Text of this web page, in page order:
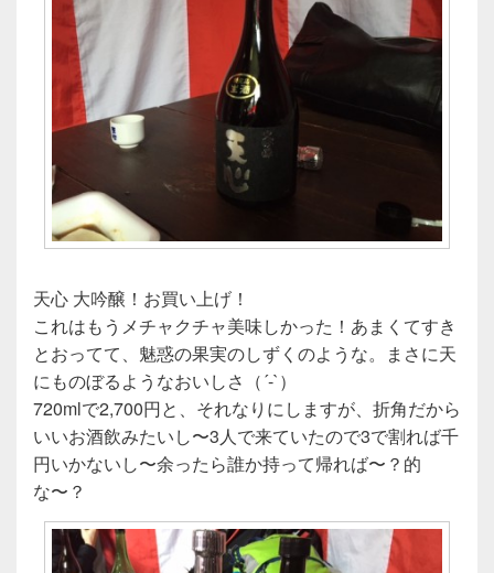
天心 大吟醸！お買い上げ！
これはもうメチャクチャ美味しかった！あまくてすき
とおってて、魅惑の果実のしずくのような。まさに天
にものぼるようなおいしさ（´-`）
720mlで2,700円と、それなりにしますが、折角だから
いいお酒飲みたいし〜3人で来ていたので3で割れば千
円いかないし〜余ったら誰か持って帰れば〜？的
な〜？